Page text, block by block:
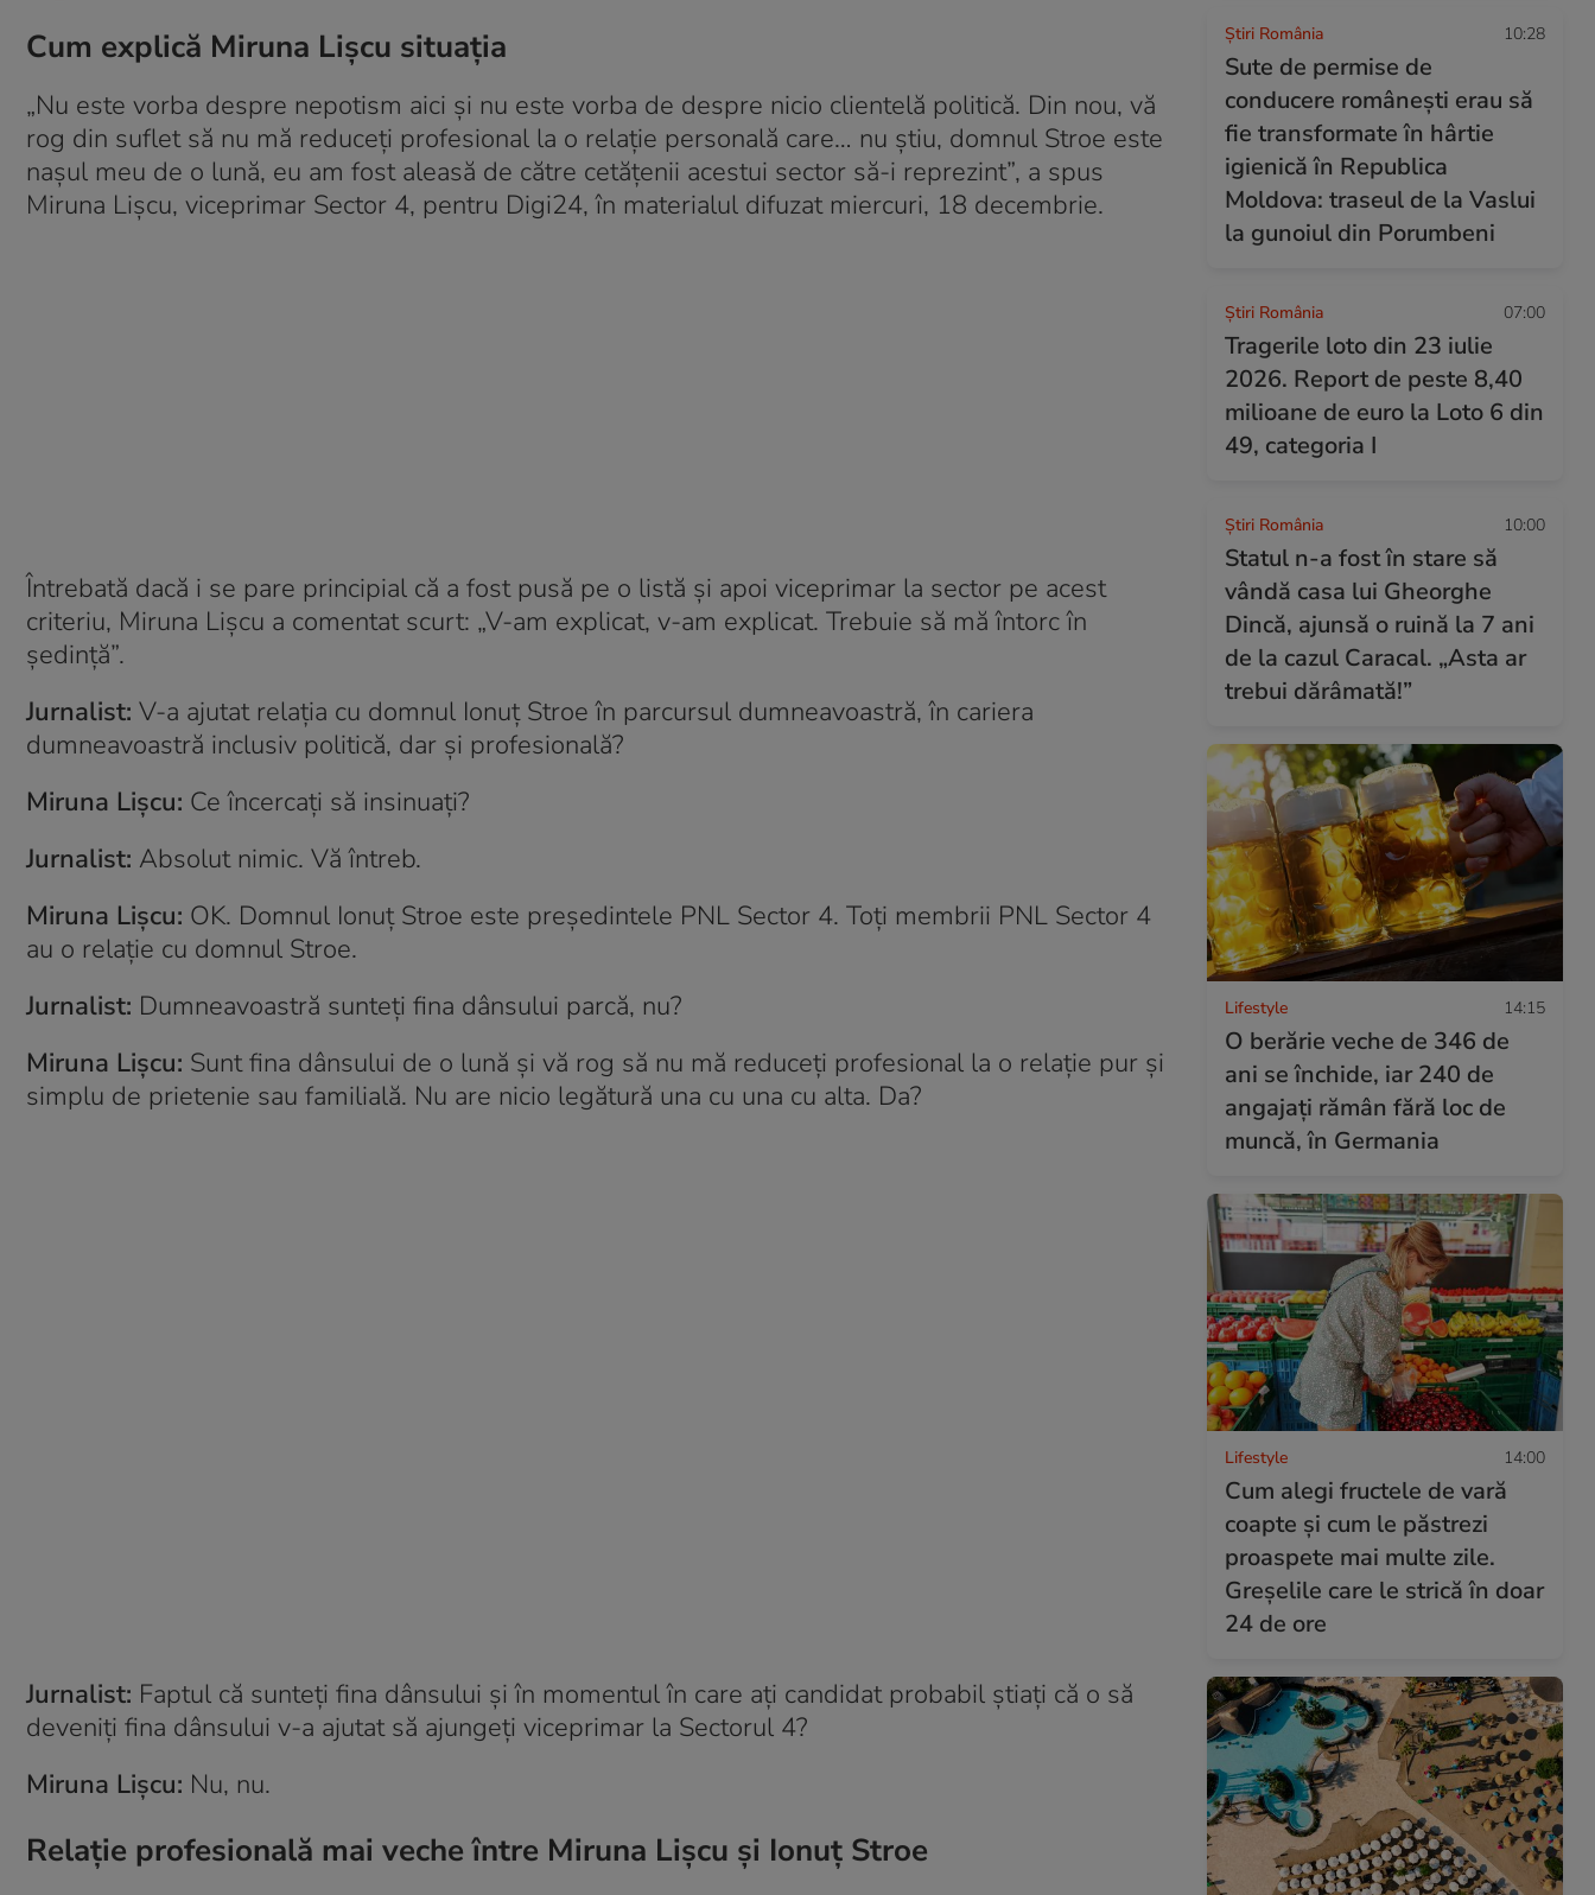
Cum explică Miruna Lișcu situația
„Nu este vorba despre nepotism aici și nu este vorba de despre nicio clientelă politică. Din nou, vă
rog din suflet să nu mă reduceți profesional la o relație personală care… nu știu, domnul Stroe este
nașul meu de o lună, eu am fost aleasă de către cetățenii acestui sector să-i reprezint”, a spus
Miruna Lișcu, viceprimar Sector 4, pentru Digi24, în materialul difuzat miercuri, 18 decembrie.
Întrebată dacă i se pare principial că a fost pusă pe o listă și apoi viceprimar la sector pe acest
criteriu, Miruna Lișcu a comentat scurt: „V-am explicat, v-am explicat. Trebuie să mă întorc în
ședință”.
Jurnalist: V-a ajutat relația cu domnul Ionuț Stroe în parcursul dumneavoastră, în cariera
dumneavoastră inclusiv politică, dar și profesională?
Miruna Lișcu: Ce încercați să insinuați?
Jurnalist: Absolut nimic. Vă întreb.
Miruna Lișcu: OK. Domnul Ionuț Stroe este președintele PNL Sector 4. Toți membrii PNL Sector 4
au o relație cu domnul Stroe.
Jurnalist: Dumneavoastră sunteți fina dânsului parcă, nu?
Miruna Lișcu: Sunt fina dânsului de o lună și vă rog să nu mă reduceți profesional la o relație pur și
simplu de prietenie sau familială. Nu are nicio legătură una cu una cu alta. Da?
Jurnalist: Faptul că sunteți fina dânsului și în momentul în care ați candidat probabil știați că o să
deveniți fina dânsului v-a ajutat să ajungeți viceprimar la Sectorul 4?
Miruna Lișcu: Nu, nu.
Relație profesională mai veche între Miruna Lișcu și Ionuț Stroe
Știri România 10:28
Sute de permise de
conducere românești erau să
fie transformate în hârtie
igienică în Republica
Moldova: traseul de la Vaslui
la gunoiul din Porumbeni
Știri România 07:00
Tragerile loto din 23 iulie
2026. Report de peste 8,40
milioane de euro la Loto 6 din
49, categoria I
Știri România 10:00
Statul n-a fost în stare să
vândă casa lui Gheorghe
Dincă, ajunsă o ruină la 7 ani
de la cazul Caracal. „Asta ar
trebui dărâmată!”
Lifestyle 14:15
O berărie veche de 346 de
ani se închide, iar 240 de
angajați rămân fără loc de
muncă, în Germania
Lifestyle 14:00
Cum alegi fructele de vară
coapte și cum le păstrezi
proaspete mai multe zile.
Greșelile care le strică în doar
24 de ore